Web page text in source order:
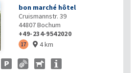
bon marché hôtel
Cruismannstr. 39
44807Bochum
+49-234-9542020
17  4 km